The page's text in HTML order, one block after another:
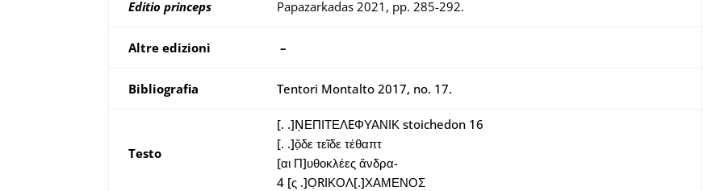
Editio princeps Papazarkadas 2021, pp. 285-292.
Altre edizioni –
Bibliografia Tentori Montalto 2017, no. 17.
Testo
[. .]ṆΕΠΙΤΕΛEΦΥΑΝΙΚ stoichedon 16
[. .]ὅ̣δε τεῖδε τέθαπτ
[αι Π]υθοκλέες ἄνδρα-
4 [ς .]Ο̣RΙΚΟΛ[.]ΧΑΜΕΝΟΣ